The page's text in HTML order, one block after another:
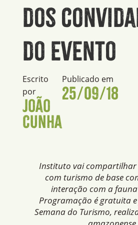
dos
do evento
Escrito
por
João
Cunha
Publicado em
25/09/18
Instituto vai compartilhar
com turismo de base
interação com a
Programação é gratuita
Semana do Turismo,